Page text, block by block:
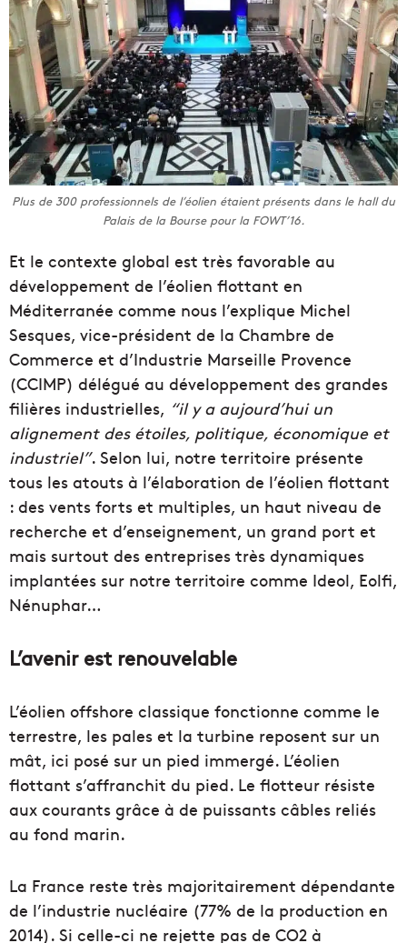
Plus de 300 professionnels de l’éolien étaient présents dans le hall du
Palais de la Bourse pour la FOWT’16.
Et le contexte global est très favorable au
développement de l’éolien flottant en
Méditerranée comme nous l’explique Michel
Sesques, vice-président de la Chambre de
Commerce et d’Industrie Marseille Provence
(CCIMP) délégué au développement des grandes
filières industrielles, “il y a aujourd’hui un
alignement des étoiles, politique, économique et
industriel”. Selon lui, notre territoire présente
tous les atouts à l’élaboration de l’éolien flottant
: des vents forts et multiples, un haut niveau de
recherche et d’enseignement, un grand port et
mais surtout des entreprises très dynamiques
implantées sur notre territoire comme Ideol, Eolfi,
Nénuphar…
L’avenir est renouvelable
L’éolien offshore classique fonctionne comme le
terrestre, les pales et la turbine reposent sur un
mât, ici posé sur un pied immergé. L’éolien
flottant s’affranchit du pied. Le flotteur résiste
aux courants grâce à de puissants câbles reliés
au fond marin.
La France reste très majoritairement dépendante
de l’industrie nucléaire (77% de la production en
2014). Si celle-ci ne rejette pas de CO2 à